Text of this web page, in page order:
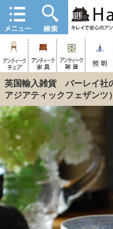
英国輸入雑貨 バーレイ社
アジアティックフェザンツ）